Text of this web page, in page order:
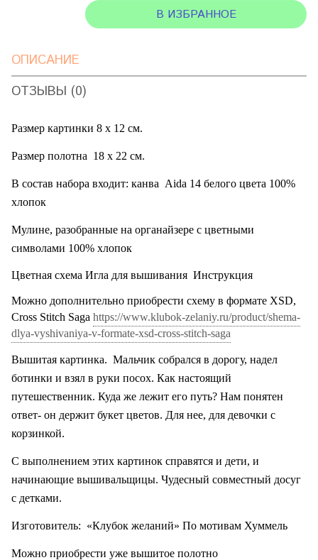
В ИЗБРАННОЕ
ОПИСАНИЕ
ОТЗЫВЫ (0)
Размер картинки 8 х 12 см.
Размер полотна 18 х 22 см.
В состав набора входит: канва Aida 14 белого цвета 100%
хлопок
Мулине, разобранные на органайзере с цветными
символами 100% хлопок
Цветная схема Игла для вышивания Инструкция
Можно дополнительно приобрести схему в формате XSD,
Cross Stitch Saga https://www.klubok-zelaniy.ru/product/shema-
dlya-vyshivaniya-v-formate-xsd-cross-stitch-saga
Вышитая картинка. Мальчик собрался в дорогу, надел
ботинки и взял в руки посох. Как настоящий
путешественник. Куда же лежит его путь? Нам понятен
ответ- он держит букет цветов. Для нее, для девочки с
корзинкой.
С выполнением этих картинок справятся и дети, и
начинающие вышивальщицы. Чудесный совместный досуг
с детками.
Изготовитель: «Клубок желаний» По мотивам Хуммель
Можно приобрести уже вышитое полотно